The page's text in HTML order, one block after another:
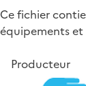
Ce fichier
équipements et
Producteur